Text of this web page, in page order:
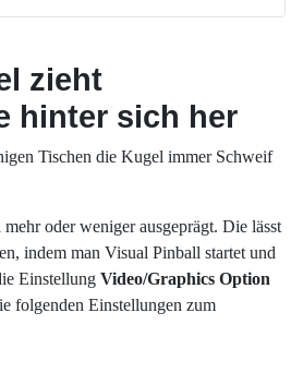
zieht
hinter sich her
Tischen die Kugel immer Schweif
mehr oder weniger ausgeprägt. Die lässt
indem man Visual Pinball startet und
Einstellung Video/Graphics Option
folgenden Einstellungen zum